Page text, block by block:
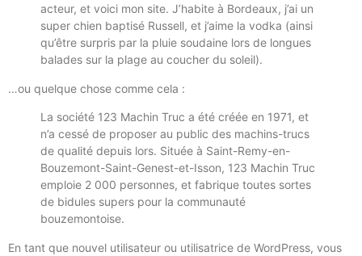
acteur, et voici mon site. J’habite à Bordeaux, j’ai un
super chien baptisé Russell, et j’aime la vodka (ainsi
qu’être surpris par la pluie soudaine lors de longues
balades sur la plage au coucher du soleil).
…ou quelque chose comme cela :
La société 123 Machin Truc a été créée en 1971, et
n’a cessé de proposer au public des machins-trucs
de qualité depuis lors. Située à Saint-Remy-en-
Bouzemont-Saint-Genest-et-Isson, 123 Machin Truc
emploie 2 000 personnes, et fabrique toutes sortes
de bidules supers pour la communauté
bouzemontoise.
En tant que nouvel utilisateur ou utilisatrice de WordPress, vous